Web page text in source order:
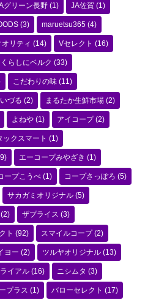
グリーン長野 (1) JA佐賀 (1)
(3) maruetsu365 (4)
オリティ (14) Vセレクト (16)
くらしにベルク (33)
こだわりの味 (11)
づる (2) まるたか生鮮市場 (2)
よねや (1) アイコープ(2)
ックスマート (1)
エーコープみやざき (1)
ープこうべ (1) コープさっぽろ (5)
サカガミオリジナル (5)
(2) ザプライス (3)
ト (92) スマイルコープ(2)
ヨー (2) ツルヤオリジナル (13)
ライアル (16) ニシムタ (3)
プラス (1) バローセレクト (17)